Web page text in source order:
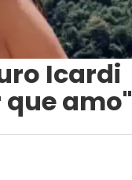
Icardi
que amo"